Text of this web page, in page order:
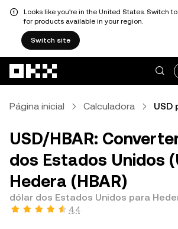
Looks like you're in the United States. Switch
for products available in your region.
Switch site
Página inicial Calculadora USD
USD/HBAR:
dos Estados Unidos
Hedera (HBAR)
dólar dos Estados Unidos para
4,4